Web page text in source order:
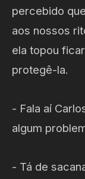
percebido
aos nossos
ela topou
protegê-la.
- Fala aí
algum
- Tá de